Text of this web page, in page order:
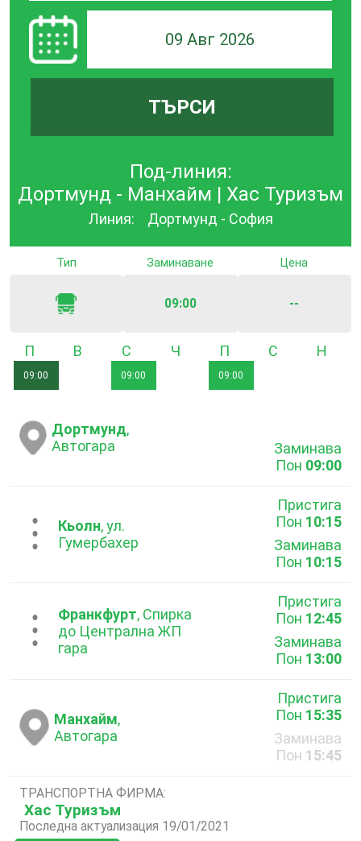
09 Авг 2026
ТЪРСИ
Под-линия:
Дортмунд - Манхайм | Хас Туризъм
Линия: Дортмунд - София
Тип Заминаване
09:00
Цена
--
Понеделник
09:00
Вторник
09:00
Четвъртък
09:00
Събота
Дортмунд,
Автогара
Заминава
Пон 09:00
...Кьолн, ул.
Гумербахер
Пристига
Пон 10:15
Заминава
Пон 10:15
...Франкфурт, Спирка
до Централна ЖП
гара
Пристига
Пон 12:45
Заминава
Пон 13:00
Манхайм,
Автогара
Пристига
Пон 15:35
Заминава
Пон 15:45
ТРАНСПОРТНА ФИРМА:
Хас Туризъм
Последна актуализация 19/01/2021